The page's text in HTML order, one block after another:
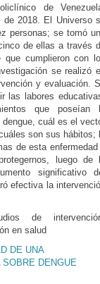
de
2018. El Universo
personas; se tomó
de ellas a través
que cumplieron con
se realizó
y evaluación.
las labores
que poseían
cuál es el
son sus hábitos;
de esta enfermedad
luego de
significativo
efectiva la
de
en salud
DE UNA
SOBRE DENGUE